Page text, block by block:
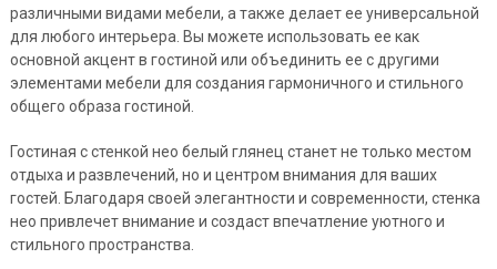
различными видами мебели, а также делает ее универсальной
для любого интерьера. Вы можете использовать ее как
основной акцент в гостиной или объединить ее с другими
элементами мебели для создания гармоничного и стильного
общего образа гостиной.
Гостиная с стенкой нео белый глянец станет не только местом
отдыха и развлечений, но и центром внимания для ваших
гостей. Благодаря своей элегантности и современности, стенка
нео привлечет внимание и создаст впечатление уютного и
стильного пространства.